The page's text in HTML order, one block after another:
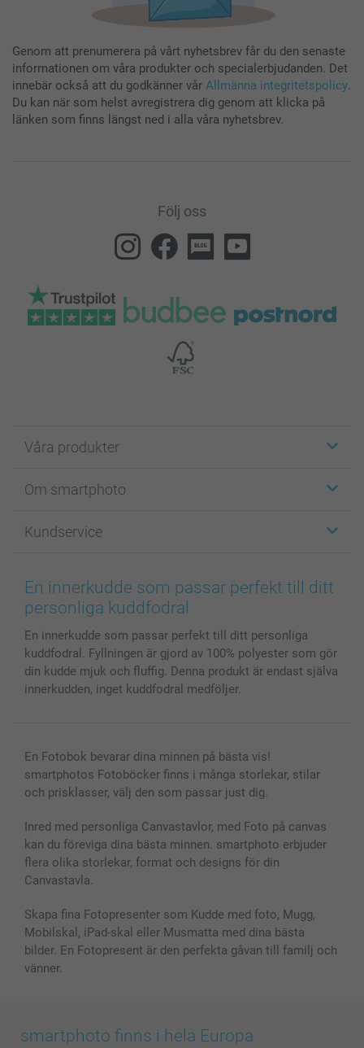
Genom att prenumerera på vårt nyhetsbrev får du den senaste
informationen om våra produkter och specialerbjudanden. Det
innebär också att du godkänner vår Allmänna integritetspolicy.
Du kan när som helst avregistrera dig genom att klicka på
länken som finns längst ned i alla våra nyhetsbrev.
Följ oss
Våra produkter
Fotokort
Fotoböcker
Bilder, Fotoförstoring & Fotohäften
Skal till Mobil & Surfplatta
Fotoalmanackor & Fotoagenda
Fotoramar & Tillbehör
Presentkort
Om smartphoto
För affiliates
Cookie Policy
Sitemap
Investor Relations
Kundservice
smartgaranti
smartbonus
Status på beställningar
En innerkudde som passar perfekt till ditt
personliga kuddfodral
En innerkudde som passar perfekt till ditt personliga
kuddfodral. Fyllningen är gjord av 100% polyester som gör
din kudde mjuk och fluffig. Denna produkt är endast själva
innerkudden, inget kuddfodral medföljer.
En Fotobok bevarar dina minnen på bästa vis!
smartphotos Fotoböcker finns i många storlekar, stilar
och prisklasser, välj den som passar just dig.
Inred med personliga Canvastavlor, med Foto på canvas
kan du föreviga dina bästa minnen. smartphoto erbjuder
flera olika storlekar, format och designs för din
Canvastavla.
Skapa fina Fotopresenter som Kudde med foto, Mugg,
Mobilskal, iPad-skal eller Musmatta med dina bästa
bilder. En Fotopresent är den perfekta gåvan till familj och
vänner.
smartphoto finns i hela Europa